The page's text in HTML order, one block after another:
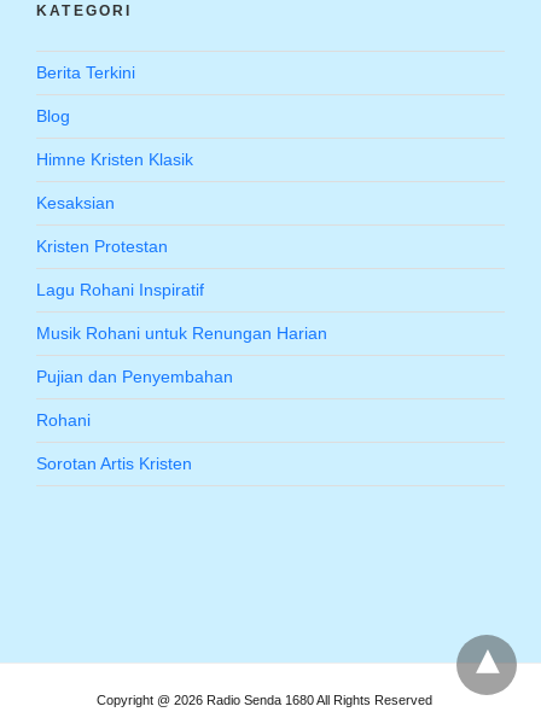
KATEGORI
Berita Terkini
Blog
Himne Kristen Klasik
Kesaksian
Kristen Protestan
Lagu Rohani Inspiratif
Musik Rohani untuk Renungan Harian
Pujian dan Penyembahan
Rohani
Sorotan Artis Kristen
Copyright @ 2026 Radio Senda 1680 All Rights Reserved